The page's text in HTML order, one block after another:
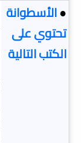
●الأسطوانة
تحتوي على
الكتب التالية